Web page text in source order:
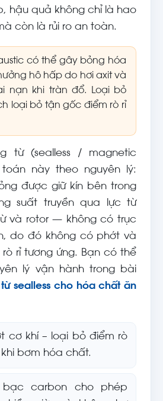
hậu quả không chỉ là hao
còn là rủi ro an toàn.
có thể gây bỏng hóa
hô hấp do hơi axit và
nạn khi tràn đổ. Loại bỏ
loại bỏ tận gốc điểm rò rỉ
từ (sealless / magnetic
này theo nguyên lý:
được giữ kín bên trong
suất truyền qua lực từ
và rotor — không có trục
do đó không có phớt và
rỉ tương ứng. Bạn có thể
lý vận hành trong bài
sealless cho hóa chất ăn
cơ khí – loại bỏ điểm rò
khi bơm hóa chất.
bạc carbon cho phép